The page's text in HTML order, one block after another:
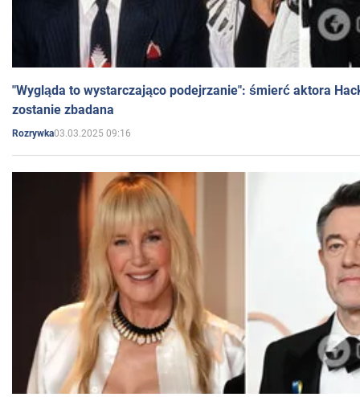
"Wygląda to wystarczająco podejrzanie": śmierć aktora
zostanie zbadana
Rozrywka03.03.2025 09:16